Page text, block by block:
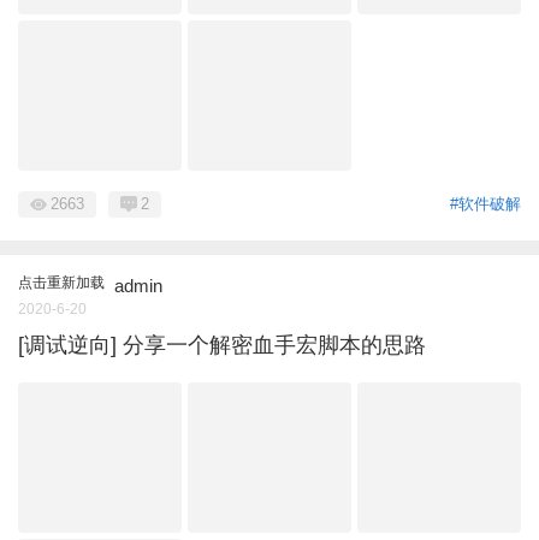
#软件破解
2663 2
点击重新加载 admin
2020-6-20
[调试逆向] 分享一个解密血手宏脚本的思路